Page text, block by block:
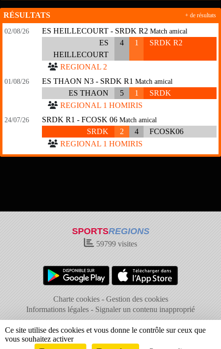
RÉSULTATS
02/08/26 ES HEILLECOURT - SRDK R2 Match amical
ES
HEILLECOURT
4 1 SRDK R2
REGIONAL 2
01/08/26 ES THAON N3 - SRDK R1 Match amical
ES THAON 5 1
SRDK
REGIONAL 1 HOMIRIS
24/07/26 SRDK R1 - FCOSK 06 Match amical
SRDK 2 4
FCOSK06
REGIONAL 1 HOMIRIS
+ de résultats
SPORTSREGIONS
59799 visites
Charte cookies
Gestion des cookies
Informations légales
Signaler un contenu inapproprié
Ce site utilise des cookies et vous donne le contrôle sur ceux que
vous souhaitez activer